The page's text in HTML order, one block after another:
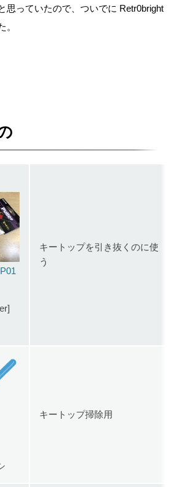
思っていたので、ついでに Retr0bright
。
キートップを引き抜くのに使
う
キートップ掃除用